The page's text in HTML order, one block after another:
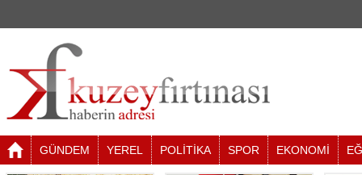
GÜNDEM YEREL POLİTİKA SPOR EKONOMİ